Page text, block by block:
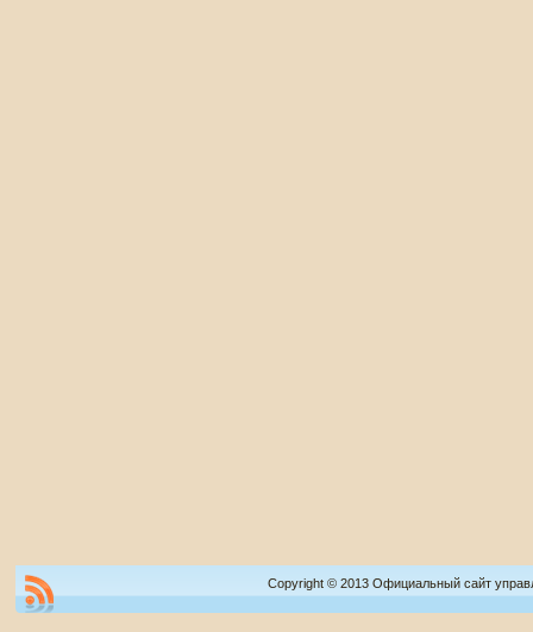
Copyright © 2013 Официальный сайт